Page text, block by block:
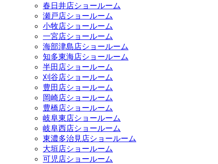
春日井店ショールーム
瀬戸店ショールーム
小牧店ショールーム
一宮店ショールーム
海部津島店ショールーム
知多東海店ショールーム
半田店ショールーム
刈谷店ショールーム
豊田店ショールーム
岡崎店ショールーム
豊橋店ショールーム
岐阜東店ショールーム
岐阜西店ショールーム
東濃多治見店ショールーム
大垣店ショールーム
可児店ショールーム